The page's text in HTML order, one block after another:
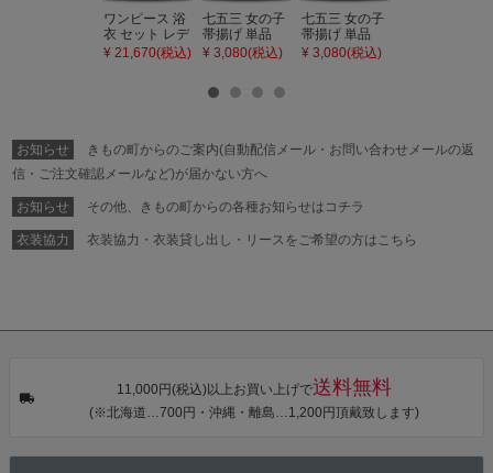
ワンピース 浴
衣 セット レデ
ィース 吸水速
シェ）「ラン
タン・夜の葉
音・金継ぎ・
プ」Fサイズ
ワンピース 簡
単着付け 大人
¥ 21,670(税込)
七五三 女の子
帯揚げ 単品
「灰桃色」日
びあげ 和装 着
HI オリジナル
【メール便不
可】
¥ 3,080(税込)
七五三 女の子
帯揚げ 単品
「若葉色」日
HI オリジナル
【メール便不
¥ 3,080(税込)
HI オリジナル
【メール便不
お知らせ
きもの町からのご案内(自動配信メール・お問い合わせメールの返
信・ご注文確認メールなど)が届かない方へ
お知らせ その他、きもの町からの各種お知らせはコチラ
衣装協力 衣装協力・衣装貸し出し・リースをご希望の方はこちら
11,000円(税込)以上お買い上げで送料無料
(※北海道…700円・沖縄・離島…1,200円頂戴致します)